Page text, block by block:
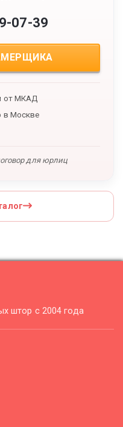
07-39
от МКАД
в Москве
для юрлиц
штор с 2004 года